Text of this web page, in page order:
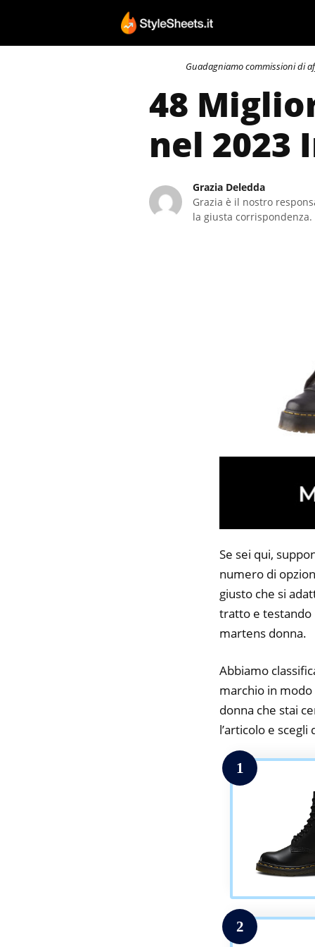
contenuto
Guadagniamo commissioni di
48
nel 2023
Grazia Deledda
Grazia è il nostro
la giusta
Se sei qui,
numero di
giusto che si
tratto e testando
martens donna.
Abbiamo
marchio in
donna che stai
l’articolo e
1
2